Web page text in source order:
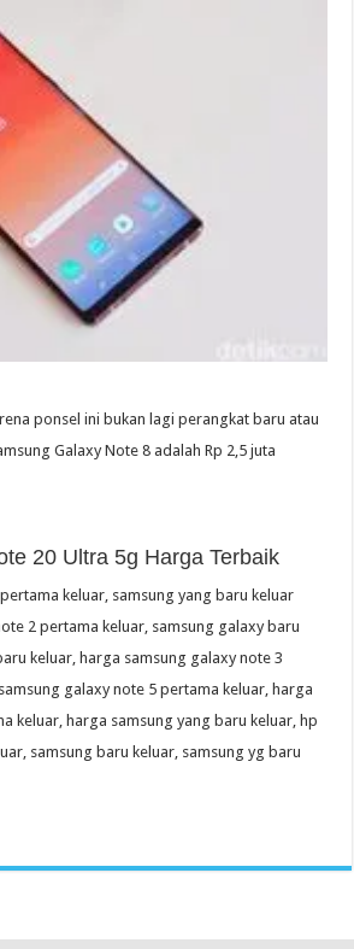
ponsel ini bukan lagi perangkat baru atau
Galaxy Note 8 adalah Rp 2,5 juta
20 Ultra 5g Harga Terbaik
keluar, samsung yang baru keluar
2 pertama keluar, samsung galaxy baru
keluar, harga samsung galaxy note 3
galaxy note 5 pertama keluar, harga
keluar, harga samsung yang baru keluar, hp
samsung baru keluar, samsung yg baru